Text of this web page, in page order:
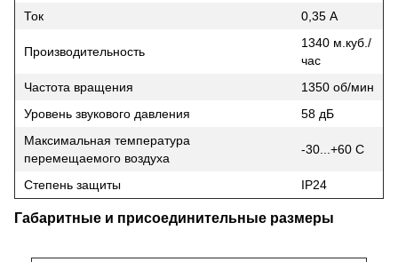
Ток 0,35 А
Производительность
1340 м.куб./
час
Частота вращения
1350 об/мин
Уровень звукового давления
58 дБ
Максимальная температура
перемещаемого воздуха
-30...+60 С
Степень защиты IP24
Габаритные и присоединительные размеры